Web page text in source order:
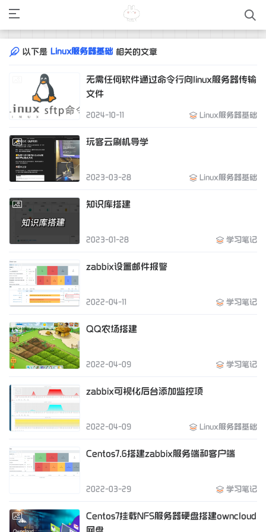
以下是 Linux服务器基础 相关的文章
无需任何软件通过命令行向linux服务器传输
文件
2024-10-11 Linux服务器基础
玩客云刷机导学
2023-03-28 Linux服务器基础
知识库搭建
2023-01-28 学习笔记
zabbix设置邮件报警
2022-04-11 学习笔记
QQ农场搭建
2022-04-09 学习笔记
zabbix可视化后台添加监控项
2022-04-09 Linux服务器基础
Centos7.6搭建zabbix服务端和客户端
2022-03-29 学习笔记
Centos7挂载NFS服务器硬盘搭建owncloud